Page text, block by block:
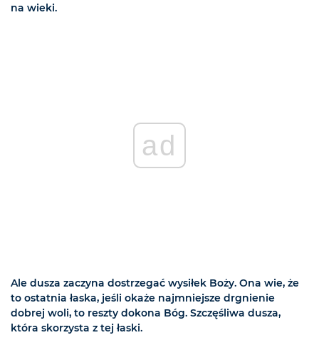
na wieki.
ad
Ale dusza zaczyna dostrzegać wysiłek Boży. Ona wie, że
to ostatnia łaska, jeśli okaże najmniejsze drgnienie
dobrej woli, to reszty dokona Bóg. Szczęśliwa dusza,
która skorzysta z tej łaski.